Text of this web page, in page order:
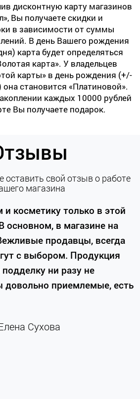
дисконтную карту магазинов
Вы получаете скидки и
в зависимости от суммы
В день Вашего рождения
карта будет определяться
карта». У владельцев
карты» в день рождения (+/-
она становится «Платиновой».
каждых 10000 рублей
Вы получаете подарок.
оставить свой отзыв о работе
магазина
косметику только в этой
основном, в магазине на
продавцы, всегда
с выбором. Продукция
ни разу не
довольно приемлемые, есть
Сухова